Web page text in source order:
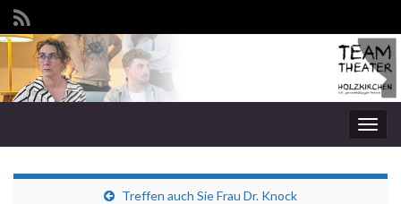
Treffen auch Sie Frau Dr. Knock